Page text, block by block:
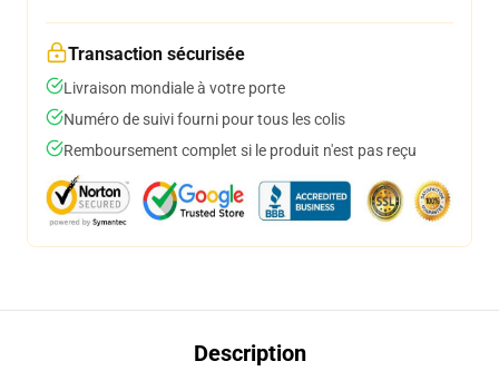
Transaction sécurisée
Livraison mondiale à votre porte
Numéro de suivi fourni pour tous les colis
Remboursement complet si le produit n'est pas reçu
Description